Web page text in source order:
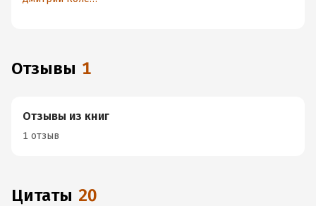
Отзывы 1
Отзывы из книг
1 отзыв
Цитаты 20